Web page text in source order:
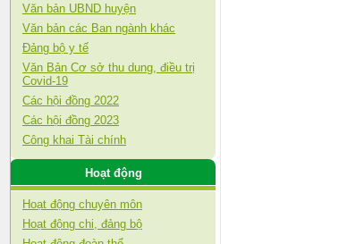
Văn bản UBND huyện
Văn bản các Ban ngành khác
Đảng bộ y tế
Văn Bản Cơ sở thu dung, điều trị
Covid-19
Các hội đồng 2022
Các hội đồng 2023
Công khai Tài chính
Hoạt động
Hoạt động chuyên môn
Hoạt động chi, đảng bộ